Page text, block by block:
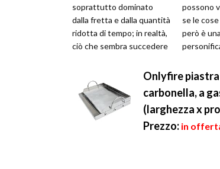
soprattutto dominato
dalla fretta e dalla quantità
ridotta di tempo; in realtà,
ciò che sembra succedere
possono
se le
però è una
modi)...
Onlyfire piastra
carbonella, a
(larghezza x
Prezzo: in